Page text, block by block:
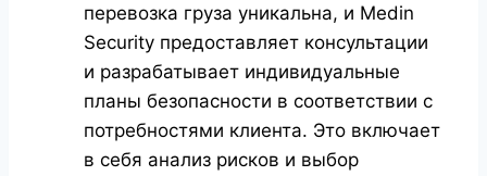
перевозка груза уникальна, и Medin
Security предоставляет консультации
и разрабатывает индивидуальные
планы безопасности в соответствии с
потребностями клиента. Это включает
в себя анализ рисков и выбор